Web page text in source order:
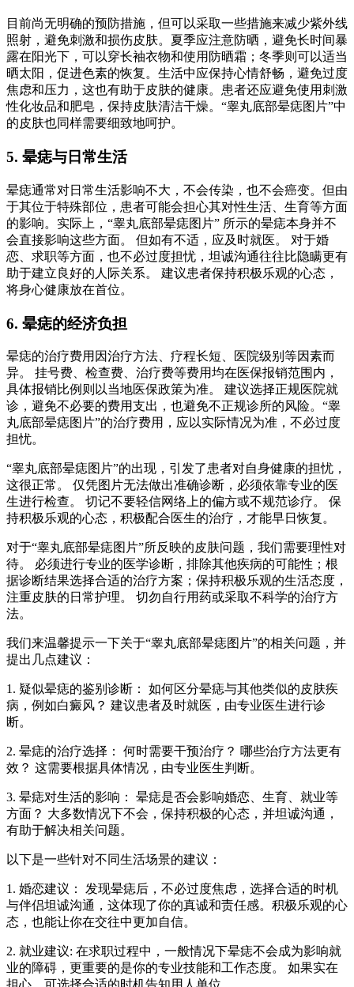
目前尚无明确的预防措施，但可以采取一些措施来减少紫外线
照射，避免刺激和损伤皮肤。夏季应注意防晒，避免长时间暴
露在阳光下，可以穿长袖衣物和使用防晒霜；冬季则可以适当
晒太阳，促进色素的恢复。生活中应保持心情舒畅，避免过度
焦虑和压力，这也有助于皮肤的健康。患者还应避免使用刺激
性化妆品和肥皂，保持皮肤清洁干燥。“睾丸底部晕痣图片”中
的皮肤也同样需要细致地呵护。
5. 晕痣与日常生活
晕痣通常对日常生活影响不大，不会传染，也不会癌变。但由
于其位于特殊部位，患者可能会担心其对性生活、生育等方面
的影响。实际上，“睾丸底部晕痣图片” 所示的晕痣本身并不
会直接影响这些方面。 但如有不适，应及时就医。 对于婚
恋、求职等方面，也不必过度担忧，坦诚沟通往往比隐瞒更有
助于建立良好的人际关系。 建议患者保持积极乐观的心态，
将身心健康放在首位。
6. 晕痣的经济负担
晕痣的治疗费用因治疗方法、疗程长短、医院级别等因素而
异。 挂号费、检查费、治疗费等费用均在医保报销范围内，
具体报销比例则以当地医保政策为准。 建议选择正规医院就
诊，避免不必要的费用支出，也避免不正规诊所的风险。“睾
丸底部晕痣图片”的治疗费用，应以实际情况为准，不必过度
担忧。
“睾丸底部晕痣图片”的出现，引发了患者对自身健康的担忧，
这很正常。 仅凭图片无法做出准确诊断，必须依靠专业的医
生进行检查。 切记不要轻信网络上的偏方或不规范诊疗。 保
持积极乐观的心态，积极配合医生的治疗，才能早日恢复。
对于“睾丸底部晕痣图片”所反映的皮肤问题，我们需要理性对
待。 必须进行专业的医学诊断，排除其他疾病的可能性；根
据诊断结果选择合适的治疗方案；保持积极乐观的生活态度，
注重皮肤的日常护理。 切勿自行用药或采取不科学的治疗方
法。
我们来温馨提示一下关于“睾丸底部晕痣图片”的相关问题，并
提出几点建议：
1. 疑似晕痣的鉴别诊断： 如何区分晕痣与其他类似的皮肤疾
病，例如白癜风？ 建议患者及时就医，由专业医生进行诊
断。
2. 晕痣的治疗选择： 何时需要干预治疗？ 哪些治疗方法更有
效？ 这需要根据具体情况，由专业医生判断。
3. 晕痣对生活的影响： 晕痣是否会影响婚恋、生育、就业等
方面？ 大多数情况下不会，保持积极的心态，并坦诚沟通，
有助于解决相关问题。
以下是一些针对不同生活场景的建议：
1. 婚恋建议： 发现晕痣后，不必过度焦虑，选择合适的时机
与伴侣坦诚沟通，这体现了你的真诚和责任感。积极乐观的心
态，也能让你在交往中更加自信。
2. 就业建议: 在求职过程中，一般情况下晕痣不会成为影响就
业的障碍，更重要的是你的专业技能和工作态度。 如果实在